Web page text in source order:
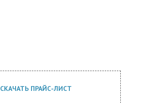
СКАЧАТЬ ПРАЙС-ЛИСТ